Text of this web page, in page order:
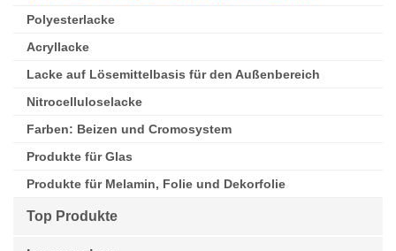
Polyesterlacke
Acryllacke
Lacke auf Lösemittelbasis für den Außenbereich
Nitrocelluloselacke
Farben: Beizen und Cromosystem
Produkte für Glas
Produkte für Melamin, Folie und Dekorfolie
Top Produkte